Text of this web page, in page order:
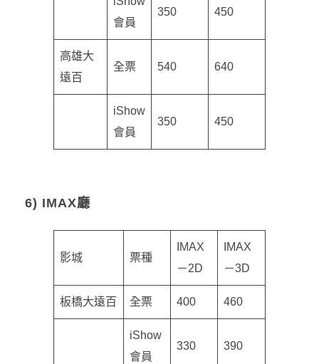
會員
350 450
高雄大
遠百
全票 540 640
iShow
會員
350 450
6) IMAX廳
影城 票種
IMAX
－2D
IMAX
－3D
板橋大遠百 全票 400 460
iShow
會員
330 390